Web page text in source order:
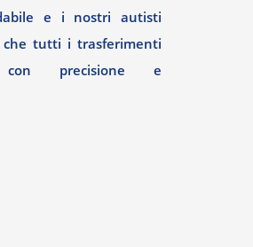
e i nostri autisti
che tutti i trasferimenti
precisione e